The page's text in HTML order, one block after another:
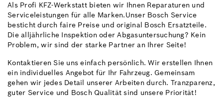
Als Profi KFZ-Werkstatt bieten wir Ihnen Reparaturen und
Serviceleistungen für alle Marken.Unser Bosch Service
besticht durch faire Preise und original Bosch Ersatzteile.
Die alljährliche Inspektion oder Abgasuntersuchung? Kein
Problem, wir sind der starke Partner an Ihrer Seite!
Kontaktieren Sie uns einfach persönlich. Wir erstellen Ihnen
ein individuelles Angebot für Ihr Fahrzeug. Gemeinsam
gehen wir jedes Detail unserer Arbeiten durch. Tranzparenz,
guter Service und Bosch Qualität sind unsere Priorität!